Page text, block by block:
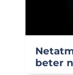
beter